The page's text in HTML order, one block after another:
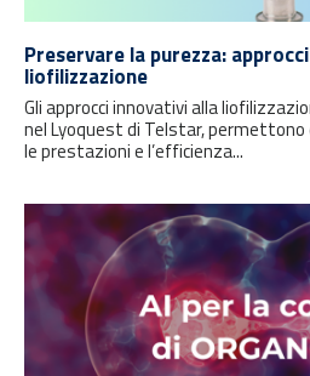
Preservare la purezza:
liofilizzazione
Gli approcci innovativi alla
nel Lyoquest di Telstar,
le prestazioni e l’efficienza...